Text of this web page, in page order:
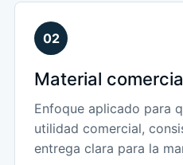
02
Material
Enfoque aplicado para
utilidad comercial,
entrega clara para la